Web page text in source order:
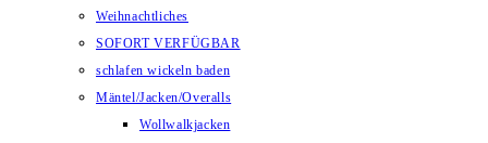
Weihnachtliches
SOFORT VERFÜGBAR
schlafen wickeln baden
Mäntel/Jacken/Overalls
Wollwalkjacken